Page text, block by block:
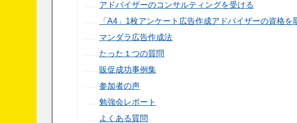
アドバイザーのコンサルティングを受ける
「A4」1枚アンケート広告作成アドバイザーの資格を
マンダラ広告作成法
たった１つの質問
販促成功事例集
参加者の声
勉強会レポート
よくある質問